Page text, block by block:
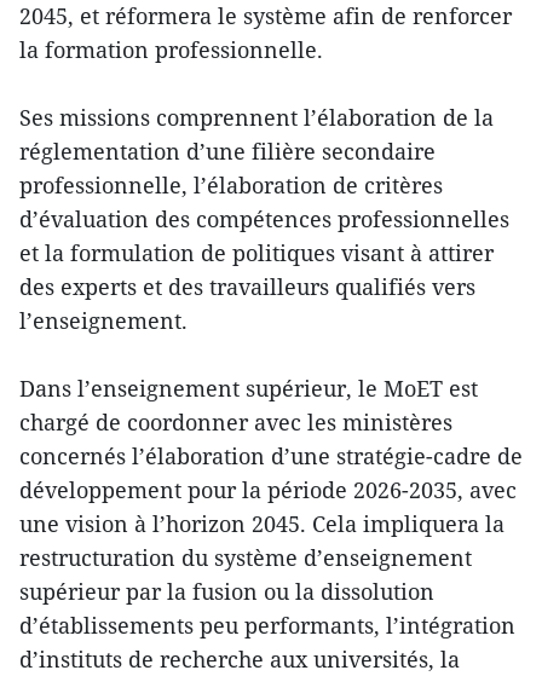
2045, et réformera le système afin de renforcer
la formation professionnelle.
Ses missions comprennent l’élaboration de la
réglementation d’une filière secondaire
professionnelle, l’élaboration de critères
d’évaluation des compétences professionnelles
et la formulation de politiques visant à attirer
des experts et des travailleurs qualifiés vers
l’enseignement.
Dans l’enseignement supérieur, le MoET est
chargé de coordonner avec les ministères
concernés l’élaboration d’une stratégie-cadre de
développement pour la période 2026-2035, avec
une vision à l’horizon 2045. Cela impliquera la
restructuration du système d’enseignement
supérieur par la fusion ou la dissolution
d’établissements peu performants, l’intégration
d’instituts de recherche aux universités, la